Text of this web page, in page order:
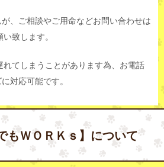
、ご相談やご用命などお問い合わせは
致します。
れてしまうことがあります為、お電話
対応可能です。
もＷＯＲＫｓ】について